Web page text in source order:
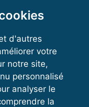
d'autres
votre
notre site,
personnalisé
analyser le
la